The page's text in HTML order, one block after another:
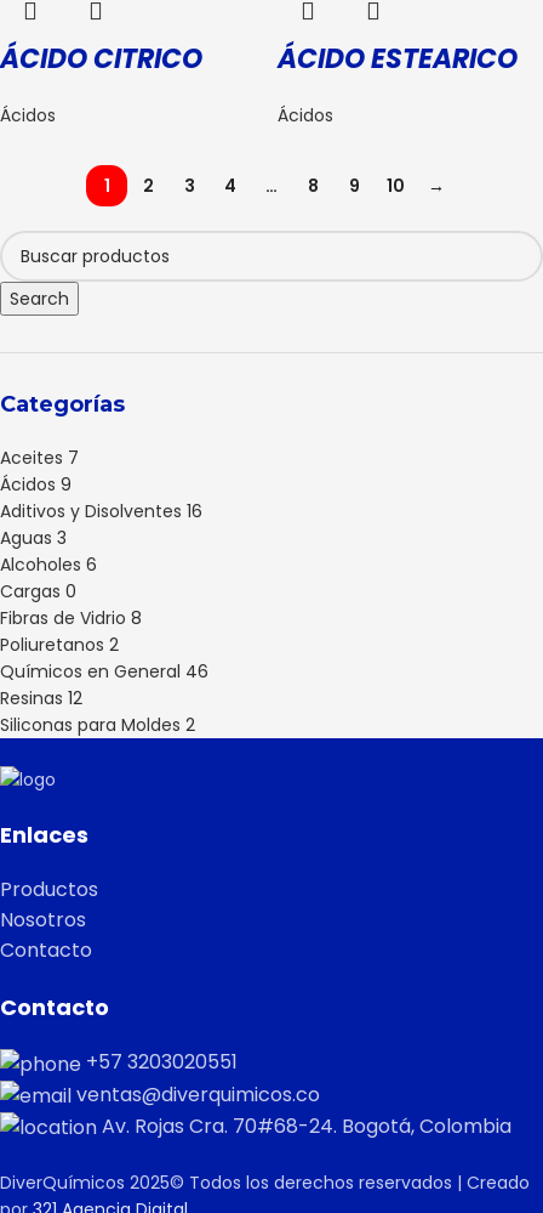
Search
Categorías
Aceites 7
Ácidos 9
Aditivos y Disolventes 16
Aguas 3
Alcoholes 6
Cargas 0
Fibras de Vidrio 8
Poliuretanos 2
Químicos en General 46
Resinas 12
Siliconas para Moldes 2
ÁCIDO CITRICO
Ácidos
ÁCIDO ESTEARICO
Ácidos
1 2 3 4 … 8 9 10 →
Enlaces
Productos
Nosotros
Contacto
Contacto
+57 3203020551
ventas@diverquimicos.co
Av. Rojas Cra. 70#68-24. Bogotá, Colombia
DiverQuímicos 2025© Todos los derechos reservados | Creado